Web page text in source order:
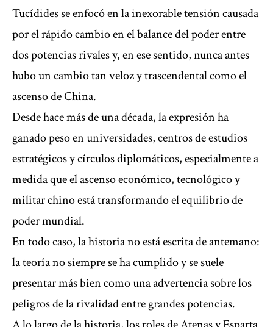
Tucídides se enfocó en la inexorable tensión causada
por el rápido cambio en el balance del poder entre
dos potencias rivales y, en ese sentido, nunca antes
hubo un cambio tan veloz y trascendental como el
ascenso de China.
Desde hace más de una década, la expresión ha
ganado peso en universidades, centros de estudios
estratégicos y círculos diplomáticos, especialmente a
medida que el ascenso económico, tecnológico y
militar chino está transformando el equilibrio de
poder mundial.
En todo caso, la historia no está escrita de antemano:
la teoría no siempre se ha cumplido y se suele
presentar más bien como una advertencia sobre los
peligros de la rivalidad entre grandes potencias.